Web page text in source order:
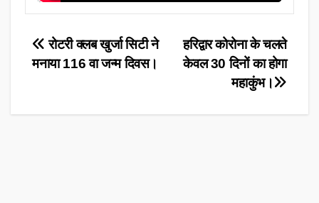
Post
हरिद्वार कोरोना के चलते
केवल 30 दिनों का होगा
महाकुंभ।
रोटरी क्लब खुर्जा सिटी ने
मनाया 116 वा जन्म दिवस।